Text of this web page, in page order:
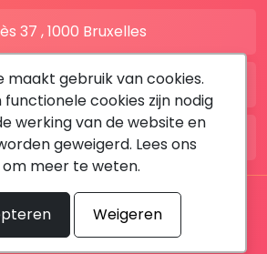
37 , 1000 Bruxelles
© 2026 DoktersAfspraak
By MediaSatCom
maakt gebruik van cookies.
functionele cookies zijn nodig
werking van de website en
geweigerd. Lees ons
om meer te weten.
Weigeren